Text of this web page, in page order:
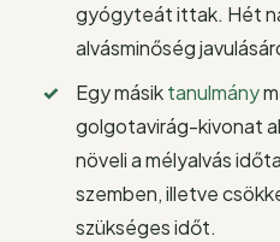
gyógyteát ittak. Hét
alvásminőség
Egy másiktanulmány
golgotavirág-kivonat
növeli a mélyalvás
szemben, illetve
szükséges időt.